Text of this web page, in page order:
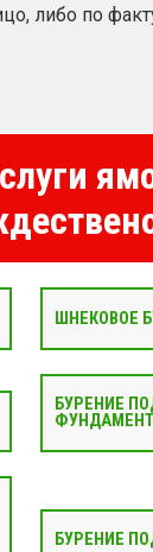
либо по
ШНЕКОВОЕ
БУРЕНИЕ
ФУНДАМЕНТ
БУРЕНИЕ